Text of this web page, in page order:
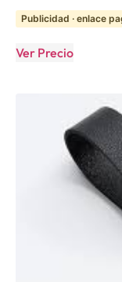
Publicidad · enlace
Ver Precio